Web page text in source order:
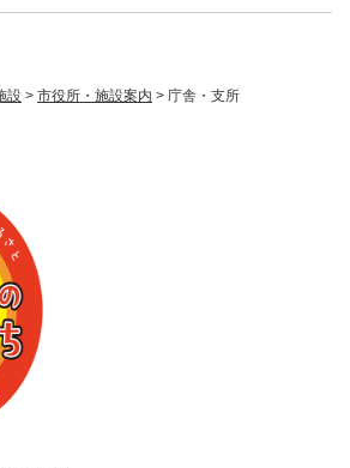
設 > 市役所・施設案内 > 庁舎・支所